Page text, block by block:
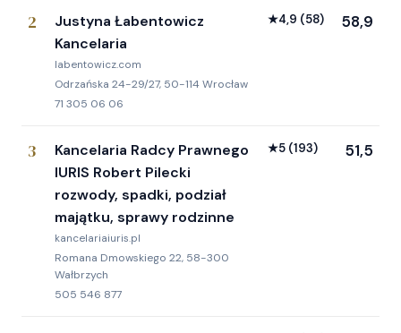
2
Justyna Łabentowicz
Kancelaria
labentowicz.com
Odrzańska 24-29/27, 50-114 Wrocław
71 305 06 06
★4,9 (58) 58,9
3
Kancelaria Radcy Prawnego
IURIS Robert Pilecki
rozwody, spadki, podział
majątku, sprawy rodzinne
kancelariaiuris.pl
Romana Dmowskiego 22, 58-300
Wałbrzych
505 546 877
★5 (193) 51,5